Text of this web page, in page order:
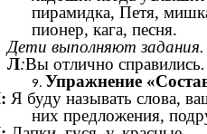
пирамидка, Петя,
пионер, кага, песня.
Дети выполняют задания.
Л:Вы отлично справились.
Упражнение
Я буду называть слова,
них предложения,